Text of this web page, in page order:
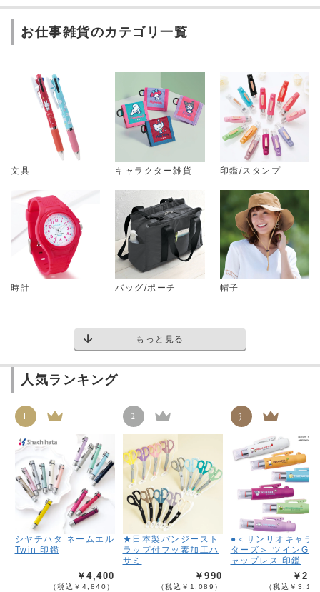
お仕事雑貨のカテゴリ一覧
文具 キャラクター雑貨 印鑑/スタンプ
時計 バッグ/ポーチ 帽子
もっと見る
人気ランキング
1
シヤチハタ ネームエル
Twin 印鑑
￥4,400
（税込￥4,840）
2
★日本製バンジースト
ラップ付フッ素加工ハ
サミ
￥990
（税込￥1,089）
3
●＜サンリオキャラ
ターズ＞ ツインGT
ャップレス 印鑑
￥
（税込￥